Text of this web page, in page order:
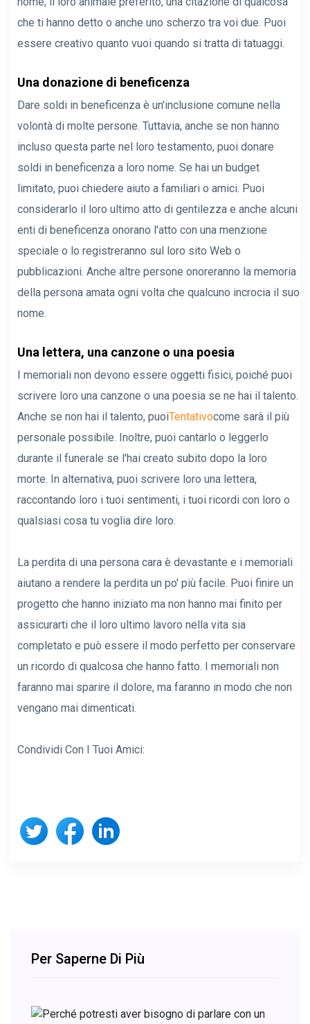
che ti hanno detto o anche uno scherzo tra voi due. Puoi
essere creativo quanto vuoi quando si tratta di tatuaggi.
Una donazione di beneficenza
Dare soldi in beneficenza è un'inclusione comune nella
volontà di molte persone. Tuttavia, anche se non hanno
incluso questa parte nel loro testamento, puoi donare
soldi in beneficenza a loro nome. Se hai un budget
limitato, puoi chiedere aiuto a familiari o amici. Puoi
considerarlo il loro ultimo atto di gentilezza e anche alcuni
enti di beneficenza onorano l'atto con una menzione
speciale o lo registreranno sul loro sito Web o
pubblicazioni. Anche altre persone onoreranno la memoria
della persona amata ogni volta che qualcuno incrocia il suo
nome.
Una lettera, una canzone o una poesia
I memoriali non devono essere oggetti fisici, poiché puoi
scrivere loro una canzone o una poesia se ne hai il talento.
Anche se non hai il talento, puoiTentativocome sarà il più
personale possibile. Inoltre, puoi cantarlo o leggerlo
durante il funerale se l'hai creato subito dopo la loro
morte. In alternativa, puoi scrivere loro una lettera,
raccontando loro i tuoi sentimenti, i tuoi ricordi con loro o
qualsiasi cosa tu voglia dire loro.
La perdita di una persona cara è devastante e i memoriali
aiutano a rendere la perdita un po' più facile. Puoi finire un
progetto che hanno iniziato ma non hanno mai finito per
assicurarti che il loro ultimo lavoro nella vita sia
completato e può essere il modo perfetto per conservare
un ricordo di qualcosa che hanno fatto. I memoriali non
faranno mai sparire il dolore, ma faranno in modo che non
vengano mai dimenticati.
Condividi Con I Tuoi Amici:
Per Saperne Di Più